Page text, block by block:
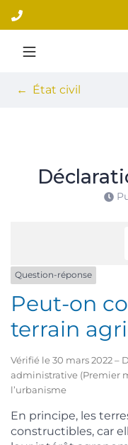
Aller
au
contenu
État civil
Question-réponse
Peut-on
terrain
Vérifié le 30 mars 2022
administrative (Premier
l’urbanisme
En principe, les
constructibles, car